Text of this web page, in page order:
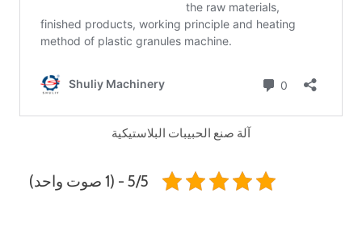
آلة صنع الحبيبات البلاستيكية
5/5 - (1 صوت واحد)